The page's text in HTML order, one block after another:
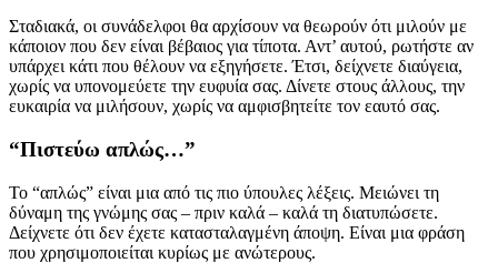
Σταδιακά, οι συνάδελφοι θα αρχίσουν να θεωρούν ότι μιλούν με
κάποιον που δεν είναι βέβαιος για τίποτα. Αντ’ αυτού, ρωτήστε αν
υπάρχει κάτι που θέλουν να εξηγήσετε. Έτσι, δείχνετε διαύγεια,
χωρίς να υπονομεύετε την ευφυία σας. Δίνετε στους άλλους, την
ευκαιρία να μιλήσουν, χωρίς να αμφισβητείτε τον εαυτό σας.
“Πιστεύω απλώς…”
Το “απλώς” είναι μια από τις πιο ύπουλες λέξεις. Μειώνει τη
δύναμη της γνώμης σας – πριν καλά – καλά τη διατυπώσετε.
Δείχνετε ότι δεν έχετε κατασταλαγμένη άποψη. Είναι μια φράση
που χρησιμοποιείται κυρίως με ανώτερους.